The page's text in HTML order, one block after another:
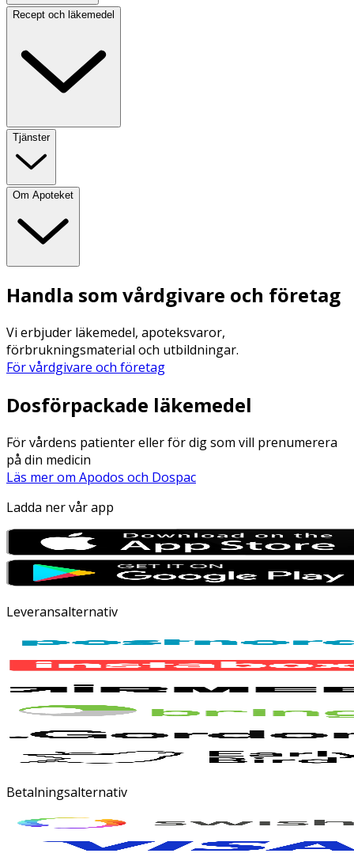
Recept och läkemedel
Tjänster
Om Apoteket
Handla som vårdgivare och företag
Vi erbjuder läkemedel, apoteksvaror,
förbrukningsmaterial och utbildningar.
För vårdgivare och företag
Dosförpackade läkemedel
För vårdens patienter eller för dig som vill prenumerera
på din medicin
Läs mer om Apodos och Dospac
Ladda ner vår app
Leveransalternativ
Betalningsalternativ